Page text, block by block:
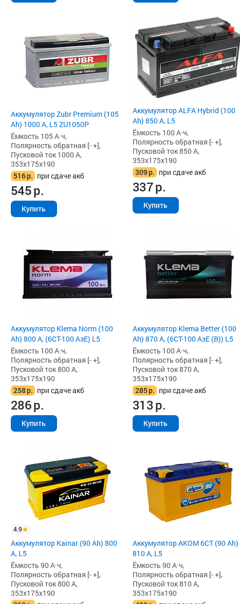
Аккумулятор Zubr Premium (105
Ah) 1000 А, L5 ZU1050P
Ёмкость 105 А·ч,
Полярность обратная [- +],
Пусковой ток 1000 А,
353x175x190
516р. при сдаче акб
545р.
Купить
Аккумулятор ALFA Hybrid (100
Ah) 850 А, L5
Ёмкость 100 А·ч,
Полярность обратная [- +],
Пусковой ток 850 А,
353x175x190
309р. при сдаче акб
337р.
Купить
Аккумулятор Klema Norm (100
Ah) 800 А, (6СТ-100 АзЕ) L5
Ёмкость 100 А·ч,
Полярность обратная [- +],
Пусковой ток 800 А,
353x175x190
258р. при сдаче акб
286р.
Купить
Аккумулятор Klema Better (100
Ah) 870 А, (6СТ-100 АзЕ (B)) L5
Ёмкость 100 А·ч,
Полярность обратная [- +],
Пусковой ток 870 А,
353x175x190
285р. при сдаче акб
313р.
Купить
4.9
Аккумулятор Kainar (90 Ah) 800
А, L5
Ёмкость 90 А·ч,
Полярность обратная [- +],
Пусковой ток 800 А,
353x175x190
Аккумулятор AKOM 6СТ (90 Ah)
810 А, L5
Ёмкость 90 А·ч,
Полярность обратная [- +],
Пусковой ток 810 А,
353x175x190